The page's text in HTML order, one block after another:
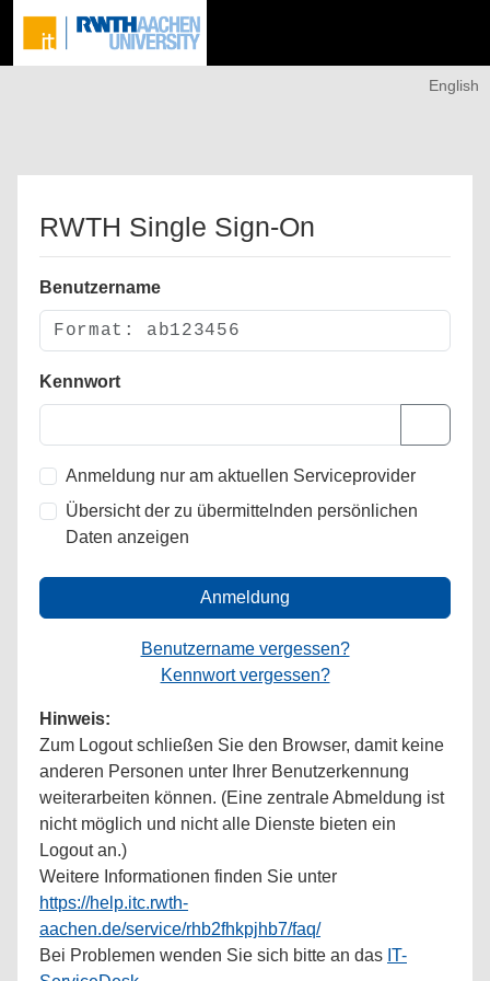
English
RWTH Single Sign-On
Benutzername
Kennwort
Anmeldung nur am aktuellen Serviceprovider
Übersicht der zu übermittelnden persönlichen
Daten anzeigen
Anmeldung
Benutzername vergessen?
Kennwort vergessen?
Hinweis:
Zum Logout schließen Sie den Browser, damit keine
anderen Personen unter Ihrer Benutzerkennung
weiterarbeiten können. (Eine zentrale Abmeldung ist
nicht möglich und nicht alle Dienste bieten ein
Logout an.)
Weitere Informationen finden Sie unter
https://help.itc.rwth-
aachen.de/service/rhb2fhkpjhb7/faq/
Bei Problemen wenden Sie sich bitte an das IT-